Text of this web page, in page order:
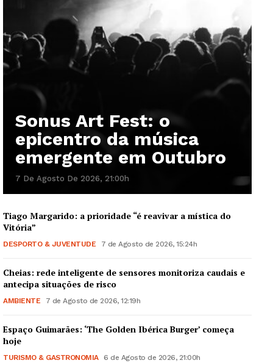
Sonus Art Fest: o
epicentro da música
emergente em Outubro
7 De Agosto De 2026, 21:00h
Tiago Margarido: a prioridade “é reavivar a mística do
Vitória”
DESPORTO & JUVENTUDE 7 de Agosto de 2026, 15:24h
Cheias: rede inteligente de sensores monitoriza caudais e
antecipa situações de risco
AMBIENTE 7 de Agosto de 2026, 12:19h
Espaço Guimarães: ‘The Golden Ibérica Burger’ começa
hoje
TURISMO & GASTRONOMIA 6 de Agosto de 2026, 21:00h